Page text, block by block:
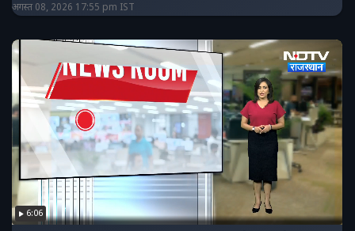
अगस्त 08, 2026 17:55 pm IST
6:06